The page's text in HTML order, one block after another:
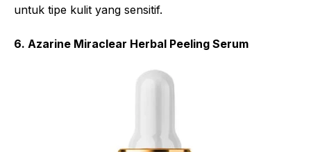
untuk tipe kulit yang sensitif.
6. Azarine Miraclear Herbal Peeling Serum